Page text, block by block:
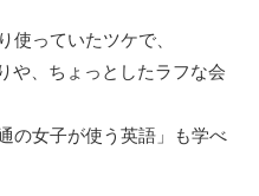
使っていたツケで、
や、ちょっとしたラフな会
の女子が使う英語」も学べ